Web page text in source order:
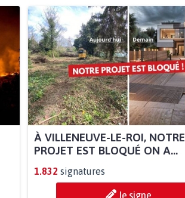
À VILLENEUVE-LE-ROI, NOTRE
PROJET EST BLOQUÉ ON A...
1.832 signatures
Je signe